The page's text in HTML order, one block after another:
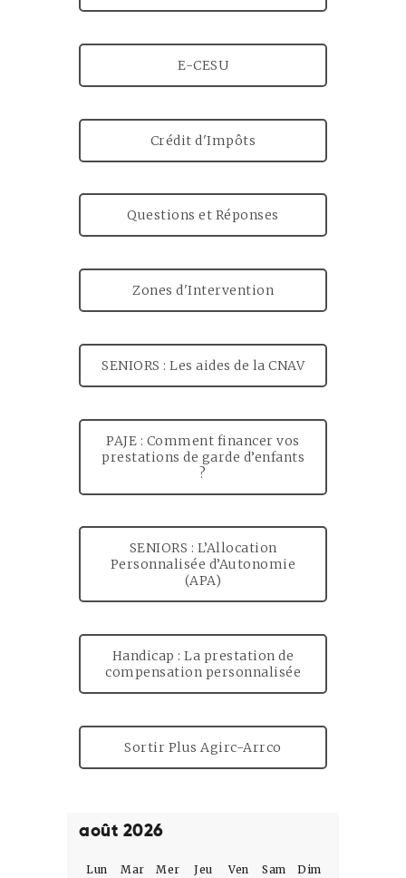
E-CESU
Crédit d'Impôts
Questions et Réponses
Zones d'Intervention
SENIORS : Les aides de la CNAV
PAJE : Comment financer vos
prestations de garde d’enfants
?
SENIORS : L’Allocation
Personnalisée d’Autonomie
(APA)
Handicap : La prestation de
compensation personnalisée
Sortir Plus Agirc-Arrco
août 2026
Lun Mar Mer Jeu Ven Sam Dim